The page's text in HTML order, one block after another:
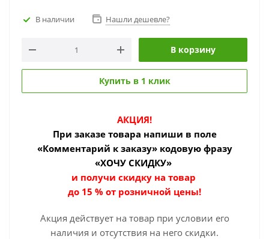
В наличии Нашли дешевле?
В корзину
Купить в 1 клик
АКЦИЯ!
При заказе товара напиши в поле
«Комментарий к заказу» кодовую фразу
«ХОЧУ СКИДКУ»
и получи скидку на товар
до 15 % от розничной цены!
Акция действует на товар при условии его
наличия и отсутствия на него скидки.